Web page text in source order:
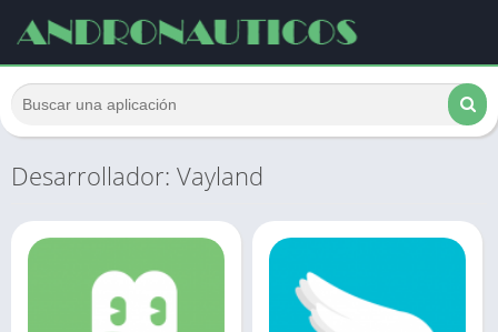
Desarrollador: Vayland